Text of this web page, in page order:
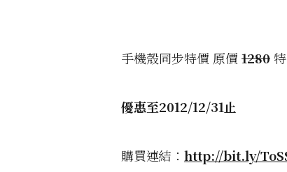
手機殼同步特價 原價 1280
優惠至2012/12/31止
購買連結： http://bit.ly/